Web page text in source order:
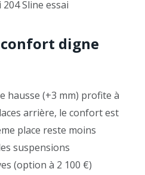
digne
hausse (+3 mm) profite à
arrière, le confort est
place reste moins
suspensions
(option à 2 100 €)